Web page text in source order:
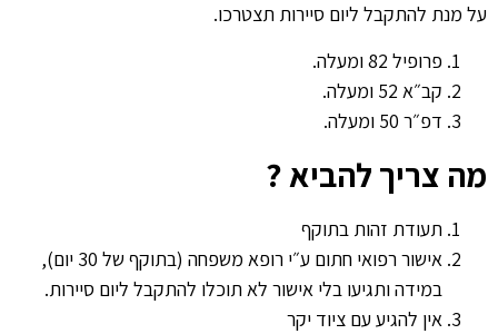
על מנת להתקבל ליום סיירות תצטרכו.
פרופיל 82 ומעלה.
קב״א 52 ומעלה.
דפ״ר 50 ומעלה.
מה צריך להביא ?
תעודת זהות בתוקף
אישור רפואי חתום ע״י רופא משפחה (בתוקף של 30 יום),
במידה ותגיעו בלי אישור לא תוכלו להתקבל ליום סיירות.
אין להגיע עם ציוד יקר